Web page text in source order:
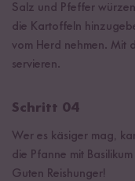
Salz und Pfeffer
die Kartoffeln
vom Herd nehmen. Mit
servieren.
Schritt 04
Wer es käsiger mag,
die Pfanne mit
Guten Reishunger!